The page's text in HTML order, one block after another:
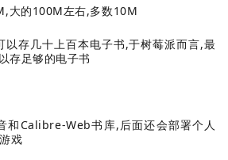
大的100M左右,多数10M
以存几十上百本电子书,于树莓派而言,最
存足够的电子书
和Calibre-Web书库,后面还会部署个人
戏